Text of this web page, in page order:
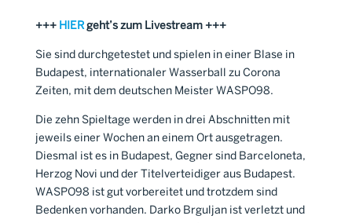
+++ HIERgeht’s zum Livestream +++
Sie sind durchgetestet und spielen in einer Blase in
Budapest, internationaler Wasserball zu Corona
Zeiten, mit dem deutschen Meister WASPO98.
Die zehn Spieltage werden in drei Abschnitten mit
jeweils einer Wochen an einem Ort ausgetragen.
Diesmal ist es in Budapest, Gegner sind Barceloneta,
Herzog Novi und der Titelverteidiger aus Budapest.
WASPO98 ist gut vorbereitet und trotzdem sind
Bedenken vorhanden. Darko Brguljan ist verletzt und